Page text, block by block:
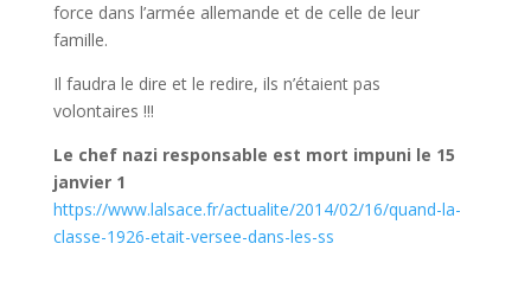
force dans l’armée allemande et de celle de leur
famille.
Il faudra le dire et le redire, ils n’étaient pas
volontaires !!!
Le chef nazi responsable est mort impuni le 15
janvier 1
https://www.lalsace.fr/actualite/2014/02/16/quand-la-
classe-1926-etait-versee-dans-les-ss